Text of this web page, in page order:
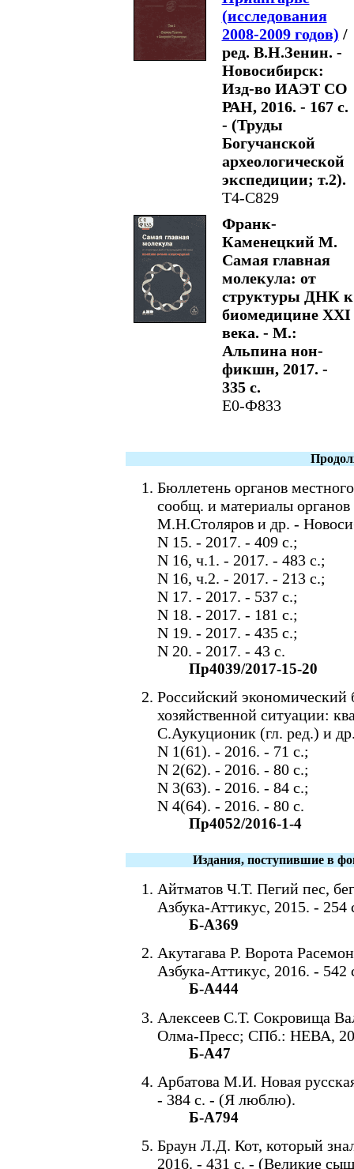
(исследования
2008-2009 годов) /
ред. В.Н.Зенин. -
Новосибирск:
Изд-во ИАЭТ СО
РАН, 2016. - 167 с.
- (Труды
Богучанской
археологической
экспедиции; т.2).
Т4-С829
Франк-
Каменецкий М.
Самая главная
молекула: от
структуры ДНК к
биомедицине XXI
века. - М.:
Альпина нон-
фикшн, 2017. -
335 с.
Е0-Ф833
Бюллетень органов
сообщ. и материалы
М.Н.Столяров и др. -
N 15. - 2017. - 409 c.;
N 16, ч.1. - 2017. - 483 c.;
N 16, ч.2. - 2017. - 213 c.;
N 17. - 2017. - 537 c.;
N 18. - 2017. - 181 c.;
N 19. - 2017. - 435 c.;
N 20. - 2017. - 43 c.
Пр4039/2017-15-20
Российский экономический
хозяйственной ситуации:
С.Аукуционик (гл. ред.)
N 1(61). - 2016. - 71 с.;
N 2(62). - 2016. - 80 с.;
N 3(63). - 2016. - 84 с.;
N 4(64). - 2016. - 80 с.
Пр4052/2016-1-4
Издания, поступившие в
Айтматов Ч.Т. Пегий пес,
Азбука-Аттикус, 2015. - 254
Б-А369
Акутагава Р. Ворота
Азбука-Аттикус, 2016. - 542
Б-А444
Алексеев С.Т. Сокровища
Олма-Пресс; СПб.: НЕВА,
Б-А47
Арбатова М.И. Новая
- 384 с. - (Я люблю).
Б-А794
Браун Л.Д. Кот, который
2016. - 431 с. - (Великие